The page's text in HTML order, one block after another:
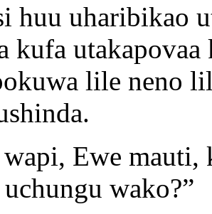
huu uharibikao
kufa
lile neno
Ewe mauti,
wako?”